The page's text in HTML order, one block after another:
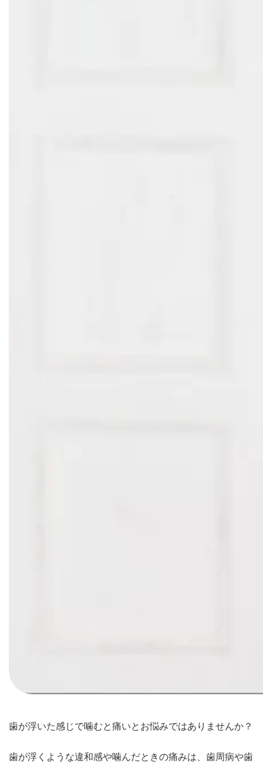
歯が浮いた感じで噛むと痛いとお悩みではありませんか？
歯が浮くような違和感や噛んだときの痛みは、歯周病や歯